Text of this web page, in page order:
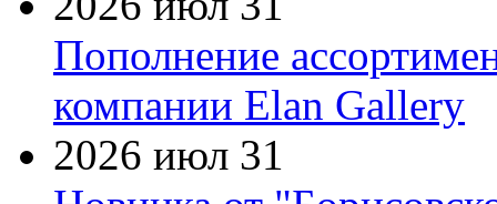
Пополнение
компании Elan Gallery
2026 июл 31